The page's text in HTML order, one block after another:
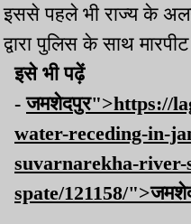
इससे पहले भी राज्य के
द्वारा पुलिस के साथ
इसे भी पढ़ें
-जमशेदपुर">https://
water-receding-in-
suvarnarekha-
spate/121158/